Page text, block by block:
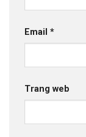
Email *
Trang web